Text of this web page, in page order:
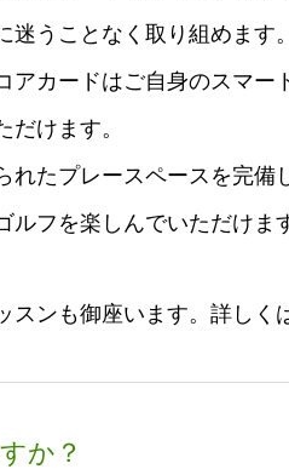
うことなく取り組めます。
アカードはご自身のスマ
だけます。
れたプレースペースを完
フを楽しんでいただけま
スンも御座います。詳しく
か？